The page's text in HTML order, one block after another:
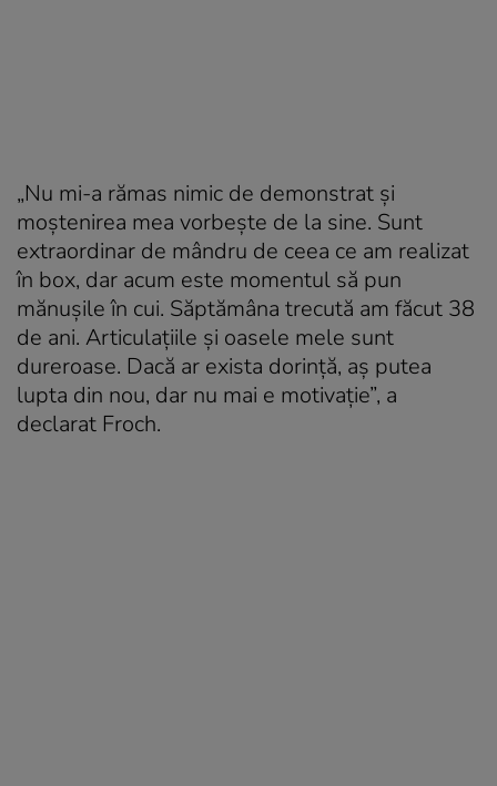
„Nu mi-a rămas nimic de demonstrat şi
moştenirea mea vorbeşte de la sine. Sunt
extraordinar de mândru de ceea ce am realizat
în box, dar acum este momentul să pun
mănuşile în cui. Săptămâna trecută am făcut 38
de ani. Articulaţiile şi oasele mele sunt
dureroase. Dacă ar exista dorinţă, aş putea
lupta din nou, dar nu mai e motivaţie”, a
declarat Froch.